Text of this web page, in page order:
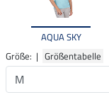
AQUA SKY
Größe: | Größentabelle